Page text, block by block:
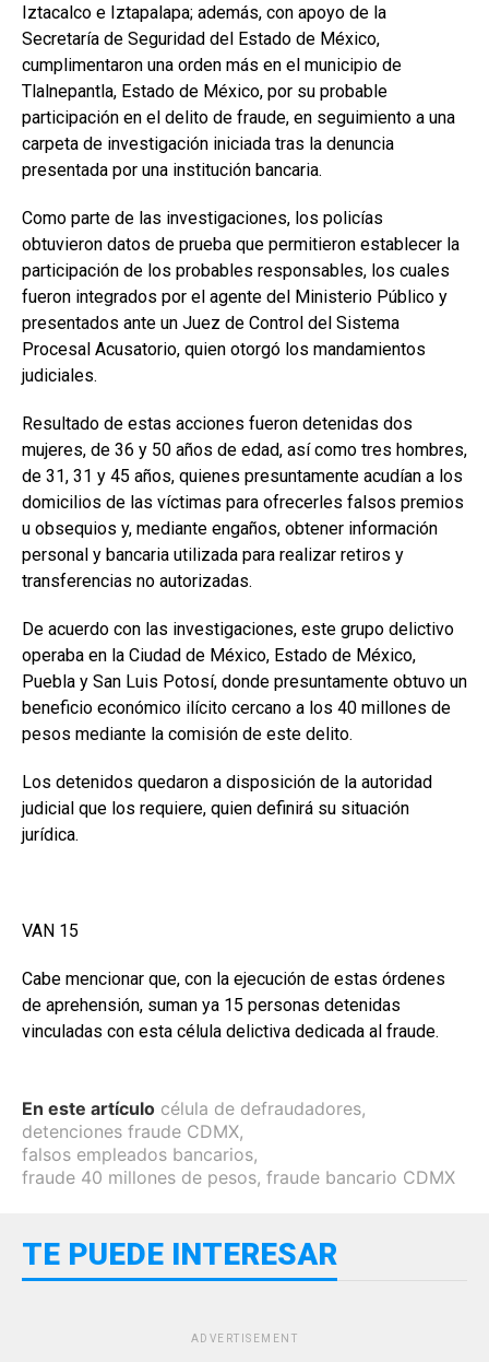
Iztacalco e Iztapalapa; además, con apoyo de la
Secretaría de Seguridad del Estado de México,
cumplimentaron una orden más en el municipio de
Tlalnepantla, Estado de México, por su probable
participación en el delito de fraude, en seguimiento a una
carpeta de investigación iniciada tras la denuncia
presentada por una institución bancaria.
Como parte de las investigaciones, los policías
obtuvieron datos de prueba que permitieron establecer la
participación de los probables responsables, los cuales
fueron integrados por el agente del Ministerio Público y
presentados ante un Juez de Control del Sistema
Procesal Acusatorio, quien otorgó los mandamientos
judiciales.
Resultado de estas acciones fueron detenidas dos
mujeres, de 36 y 50 años de edad, así como tres hombres,
de 31, 31 y 45 años, quienes presuntamente acudían a los
domicilios de las víctimas para ofrecerles falsos premios
u obsequios y, mediante engaños, obtener información
personal y bancaria utilizada para realizar retiros y
transferencias no autorizadas.
De acuerdo con las investigaciones, este grupo delictivo
operaba en la Ciudad de México, Estado de México,
Puebla y San Luis Potosí, donde presuntamente obtuvo un
beneficio económico ilícito cercano a los 40 millones de
pesos mediante la comisión de este delito.
Los detenidos quedaron a disposición de la autoridad
judicial que los requiere, quien definirá su situación
jurídica.
VAN 15
Cabe mencionar que, con la ejecución de estas órdenes
de aprehensión, suman ya 15 personas detenidas
vinculadas con esta célula delictiva dedicada al fraude.
En este artículo célula de defraudadores,
detenciones fraude CDMX,
falsos empleados bancarios,
fraude 40 millones de pesos, fraude bancario CDMX
TE PUEDE INTERESAR
ADVERTISEMENT